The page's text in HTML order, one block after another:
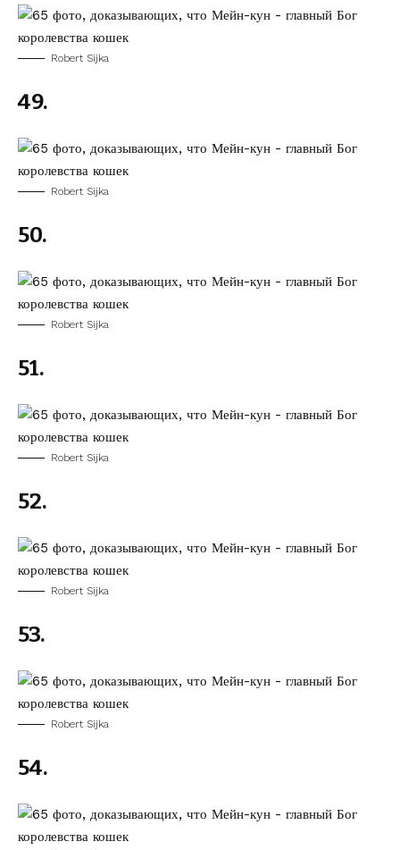
Robert Sijka
49.
Robert Sijka
50.
Robert Sijka
51.
Robert Sijka
52.
Robert Sijka
53.
Robert Sijka
54.